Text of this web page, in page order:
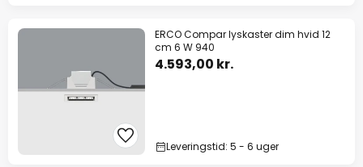
ERCO Compar lyskaster dim hvid 12
cm 6 W 940
4.593,00 kr.
Leveringstid: 5 - 6 uger